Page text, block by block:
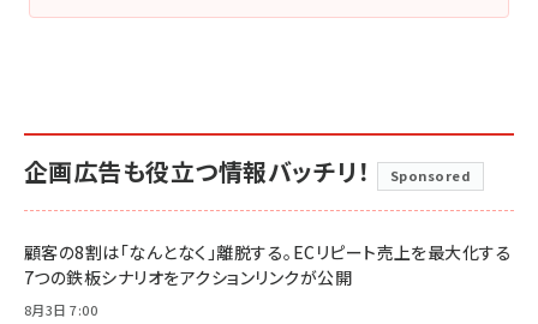
企画広告も役立つ情報バッチリ！ Sponsored
顧客の8割は「なんとなく」離脱する。ECリピート売上を最大化する
7つの鉄板シナリオをアクションリンクが公開
8月3日 7:00